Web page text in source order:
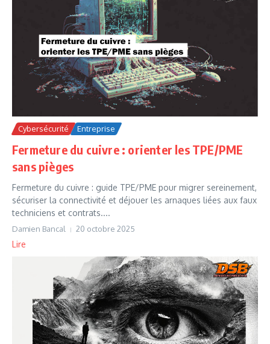
Cybersécurité Entreprise
Fermeture du cuivre : orienter les TPE/PME
sans pièges
Fermeture du cuivre : guide TPE/PME pour migrer sereinement,
sécuriser la connectivité et déjouer les arnaques liées aux faux
techniciens et contrats....
Damien Bancal 20 octobre 2025
Lire